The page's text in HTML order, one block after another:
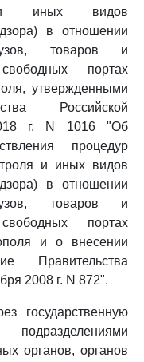
и иных видов
в отношении
товаров и
портах
утвержденными
Российской
г. N 1016 "Об
процедур
и иных видов
в отношении
товаров и
портах
и о внесении
Правительства
2008 г. N 872".
государственную
органов, органов